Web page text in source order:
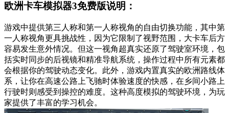
欧洲卡车模拟器3免费版说明：
游戏中提供第三人称和第一人称视角的自由切换功能，其中第
一人称视角更具挑战性，因为它限制了视野范围，大卡车后方
容易发生意外情况。但这一视角超真实还原了驾驶室环境，包
括实时同步的后视镜和精准导航系统，操作过程中所有元素都
会根据你的驾驶动态变化。此外，游戏内置真实的欧洲路线体
系，让你在高速公路上飞驰时体验速度的快感，在乡间小路上
行驶时则感受到操控的难度。这种高度模拟的驾驶环境，为玩
家提供了丰富的学习机会。